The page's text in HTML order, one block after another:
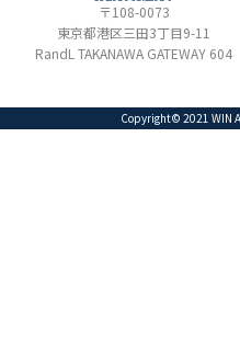
〒108-0073
東京都港区三田3丁目9-11
RandL TAKANAWA GATEWAY 604
Copyright© 2021 WIN